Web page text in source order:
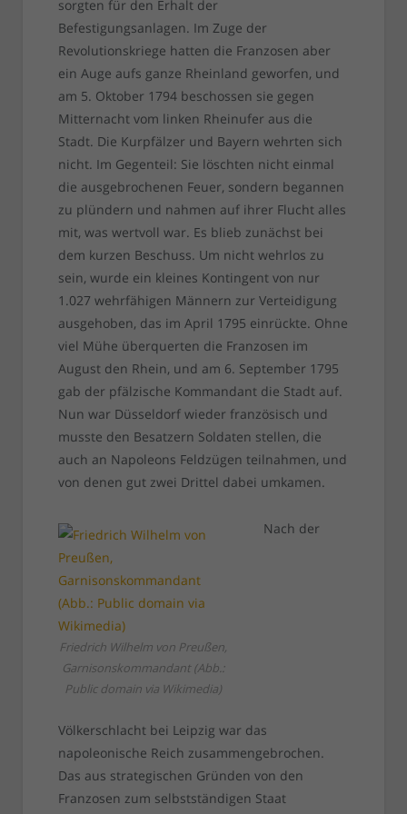
sorgten für den Erhalt der
Befestigungsanlagen. Im Zuge der
Revolutionskriege hatten die Franzosen aber
ein Auge aufs ganze Rheinland geworfen, und
am 5. Oktober 1794 beschossen sie gegen
Mitternacht vom linken Rheinufer aus die
Stadt. Die Kurpfälzer und Bayern wehrten sich
nicht. Im Gegenteil: Sie löschten nicht einmal
die ausgebrochenen Feuer, sondern begannen
zu plündern und nahmen auf ihrer Flucht alles
mit, was wertvoll war. Es blieb zunächst bei
dem kurzen Beschuss. Um nicht wehrlos zu
sein, wurde ein kleines Kontingent von nur
1.027 wehrfähigen Männern zur Verteidigung
ausgehoben, das im April 1795 einrückte. Ohne
viel Mühe überquerten die Franzosen im
August den Rhein, und am 6. September 1795
gab der pfälzische Kommandant die Stadt auf.
Nun war Düsseldorf wieder französisch und
musste den Besatzern Soldaten stellen, die
auch an Napoleons Feldzügen teilnahmen, und
von denen gut zwei Drittel dabei umkamen.
Friedrich Wilhelm von Preußen,
Garnisonskommandant (Abb.:
Public domain via Wikimedia)
Nach der
Völkerschlacht bei Leipzig war das
napoleonische Reich zusammengebrochen.
Das aus strategischen Gründen von den
Franzosen zum selbstständigen Staat